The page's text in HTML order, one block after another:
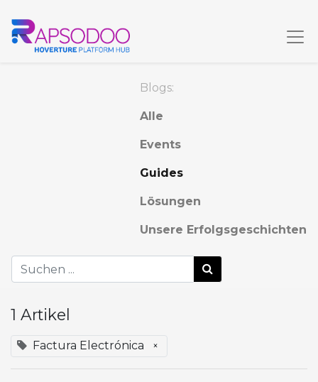
Blogs:
Alle
Events
Guides
Lösungen
Unsere Erfolgsgeschichten
1 Artikel
Factura Electrónica ×